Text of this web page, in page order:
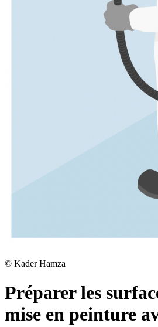
© Kader Hamza
Préparer les
mise en peinture